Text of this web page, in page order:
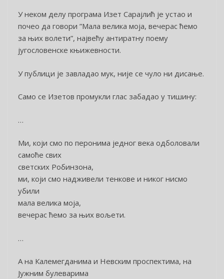
У неком делу програма Изет Сарајлић је устао и
почео да говори ”Мала велика моја, вечерас ћемо
за њих волети”, највећу антиратну поему
југословенске књижевности.
У публици је завладао мук, није се чуло ни дисање.
Само се Изетов промукли глас забадао у тишину:
…
Ми, који смо по перонима једног века одболовали
самоће свих
светских Робинзона,
ми, који смо надживели тенкове и никог нисмо
убили
мала велика моја,
вечерас ћемо за њих вољети.
…
А на Калемегданима и Невским проспектима, на
Јужним булеварима